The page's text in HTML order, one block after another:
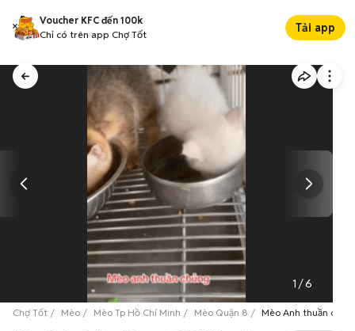
Voucher KFC đến 100k
Chỉ có trên app Chợ Tốt
Tải app
1 /6
Chợ Tốt Mèo Mèo Tp Hồ Chí Minh Mèo Quận 8 Mèo Anh thuần